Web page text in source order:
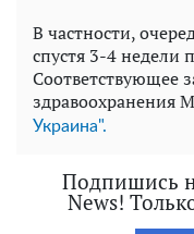
В частности,
спустя 3-4 недели
Соответствующее
здравоохранения
Украина".
Подпишись
News!